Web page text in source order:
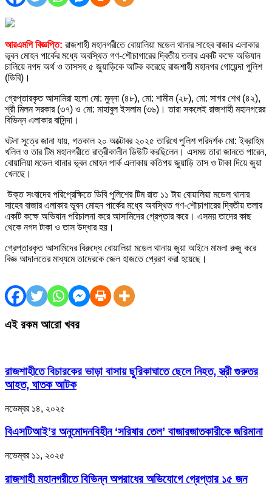
আরএমপি বিজ্ঞপ্তি: রাজশাহী মহানগরীতে বোয়ালিয়া মডেল থানার সাহেব বাজার এলাকার
ভূবন মোহন পার্কের মধ্যে অবস্থিত গণ-শৌচাগারের দ্বিতীয় তলার একটি কক্ষে অভিযান
চালিয়ে নগদ অর্থ ও তাসসহ ৫ জুয়াড়িকে আটক করেছে রাজশাহী মহানগর গোয়েন্দা পুলিশ
(ডিবি)।
গ্রেপ্তারকৃত আসামিরা হলো মো: মুন্না (৪৮), মো: শামীম (২৮), মো: সাগর শেখ (৪২),
শ্রী মিলন সরকার (৩৭) ও মো: মাহাবুল ইসলাম (৩৬)। তারা সকলেই রাজশাহী মহানগরের
বিভিন্ন এলাকার বাসিন্দা।
ঘটনা সূত্রে জানা যায়, গতকাল ২০ অক্টোবর ২০২৫ তারিখে পুলিশ পরিদর্শক মো: ইব্রাহিম
খলিল ও তার টিম মহানগরীতে রাত্রীকালীন ডিউটি করছিলেন। এসময় তারা জানতে পারেন,
বোয়ালিয়া মডেল থানার ভূবন মোহন পার্ক এলাকায় কতিপয় জুয়াড়ি তাস ও টাকা দিয়ে জুয়া
খেলছে।
উক্ত সংবাদের পরিপ্রেক্ষিতে ডিবি পুলিশের টিম রাত ১১ টায় বোয়ালিয়া মডেল থানার
সাহেব বাজার এলাকার ভূবন মোহন পার্কের মধ্যে অবস্থিত গণ-শৌচাগারের দ্বিতীয় তলার
একটি কক্ষে অভিযান পরিচালনা করে আসামিদের গ্রেপ্তার করে। এসময় তাদের কাছ
থেকে নগদ টাকা ও তাস উদ্ধার হয়।
গ্রেপ্তারকৃত আসামিদের বিরুদ্ধে বোয়ালিয়া মডেল থানায় জুয়া আইনে মামলা রুজু করে
বিজ্ঞ আদালতের মাধ্যমে তাদেরকে জেল হাজতে প্রেরণ করা হয়েছে।
এই রকম আরো খবর
রাজশাহীতে বিচারকের ভাড়া বাসায় ছুরিকাঘাতে ছেলে নিহত, স্ত্রী গুরুতর
আহত, ঘাতক আটক
নভেম্বর ১৪, ২০২৫
বিএসটিআই’র অনুমোদনবিহীন ‘সরিষার তেল’ বাজারজাতকারীকে জরিমানা
নভেম্বর ১১, ২০২৫
রাজশাহী মহানগরীতে বিভিন্ন অপরাধের অভিযোগে গ্রেপ্তার ১৫ জন